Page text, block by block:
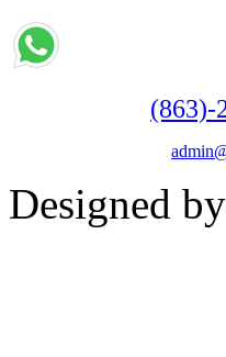
(863)-
Designed by